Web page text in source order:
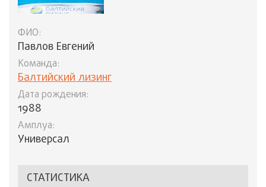
ФИО:
Павлов Евгений
Команда:
Балтийский лизинг
Дата рождения:
1988
Амплуа:
Универсал
СТАТИСТИКА